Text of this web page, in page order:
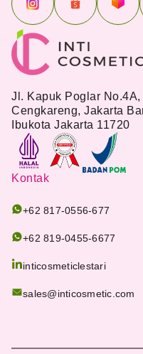
Jl. Kapuk Poglar No.4A,
Cengkareng, Jakarta
Ibukota Jakarta 11720
Kontak
+62 817-0556-677
+62 819-0455-6677
inticosmeticlestari
sales@inticosmetic.com